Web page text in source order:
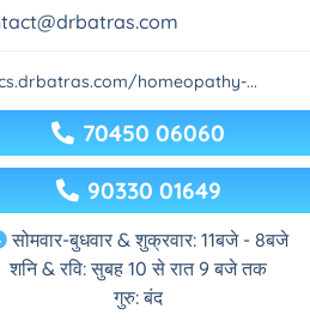
homeopathy-...
70450 06060
90330 01649
सोमवार-बुधवार & शुक्रवार: 11बजे - 8बजे
शनि & रवि: सुबह 10 से रात 9 बजे तक
गुरु: बंद